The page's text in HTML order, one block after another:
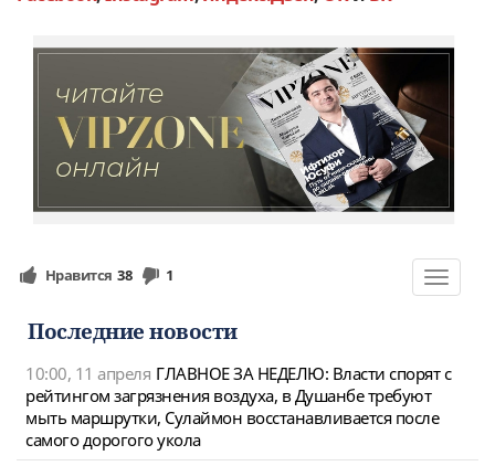
Toggle
Нравится 38 1
Последние новости
10:00, 11 апреля ГЛАВНОЕ ЗА НЕДЕЛЮ: Власти спорят с
рейтингом загрязнения воздуха, в Душанбе требуют
мыть маршрутки, Сулаймон восстанавливается после
самого дорогого укола